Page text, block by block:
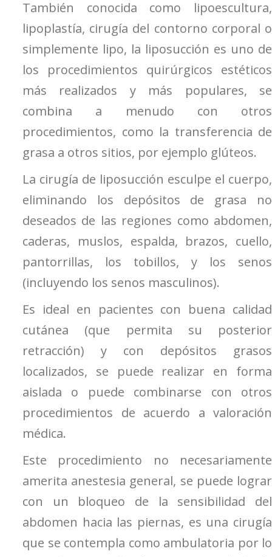
También conocida como lipoescultura,
lipoplastía, cirugía del contorno corporal o
simplemente lipo, la liposucción es uno de
los procedimientos quirúrgicos estéticos
más realizados y más populares, se
combina a menudo con otros
procedimientos, como la transferencia de
grasa a otros sitios, por ejemplo glúteos.
La cirugía de liposucción esculpe el cuerpo,
eliminando los depósitos de grasa no
deseados de las regiones como abdomen,
caderas, muslos, espalda, brazos, cuello,
pantorrillas, los tobillos, y los senos
(incluyendo los senos masculinos).
Es ideal en pacientes con buena calidad
cutánea (que permita su posterior
retracción) y con depósitos grasos
localizados, se puede realizar en forma
aislada o puede combinarse con otros
procedimientos de acuerdo a valoración
médica.
Este procedimiento no necesariamente
amerita anestesia general, se puede lograr
con un bloqueo de la sensibilidad del
abdomen hacia las piernas, es una cirugía
que se contempla como ambulatoria por lo